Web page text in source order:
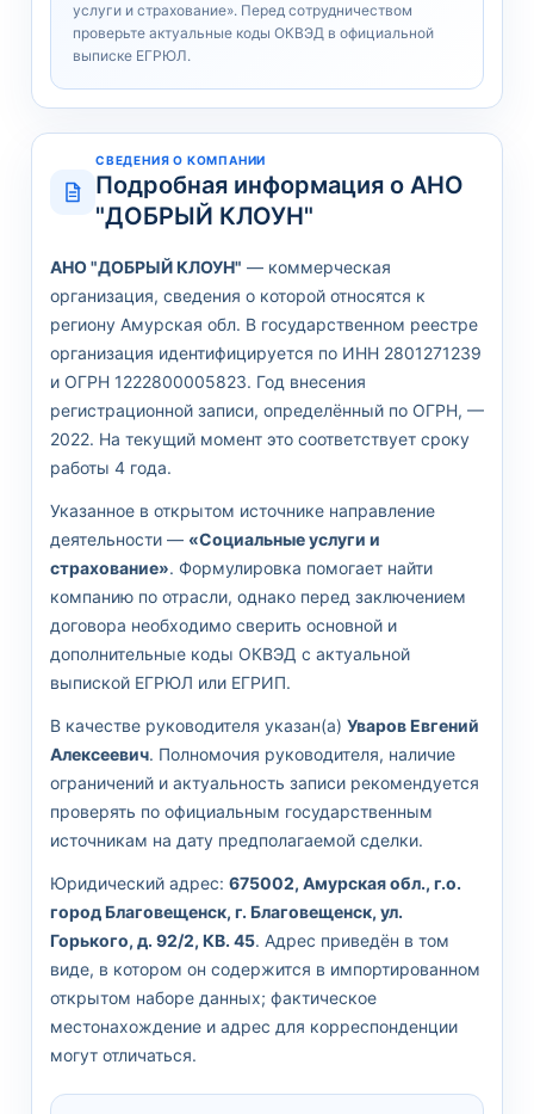
услуги и страхование». Перед сотрудничеством
проверьте актуальные коды ОКВЭД в официальной
выписке ЕГРЮЛ.
СВЕДЕНИЯ О КОМПАНИИ
Подробная информация о АНО
"ДОБРЫЙ КЛОУН"
АНО "ДОБРЫЙ КЛОУН" — коммерческая
организация, сведения о которой относятся к
региону Амурская обл. В государственном реестре
организация идентифицируется по ИНН 2801271239
и ОГРН 1222800005823. Год внесения
регистрационной записи, определённый по ОГРН, —
2022. На текущий момент это соответствует сроку
работы 4 года.
Указанное в открытом источнике направление
деятельности — «Социальные услуги и
страхование». Формулировка помогает найти
компанию по отрасли, однако перед заключением
договора необходимо сверить основной и
дополнительные коды ОКВЭД с актуальной
выпиской ЕГРЮЛ или ЕГРИП.
В качестве руководителя указан(а) Уваров Евгений
Алексеевич. Полномочия руководителя, наличие
ограничений и актуальность записи рекомендуется
проверять по официальным государственным
источникам на дату предполагаемой сделки.
Юридический адрес: 675002, Амурская обл., г.о.
город Благовещенск, г. Благовещенск, ул.
Горького, д. 92/2, КВ. 45. Адрес приведён в том
виде, в котором он содержится в импортированном
открытом наборе данных; фактическое
местонахождение и адрес для корреспонденции
могут отличаться.